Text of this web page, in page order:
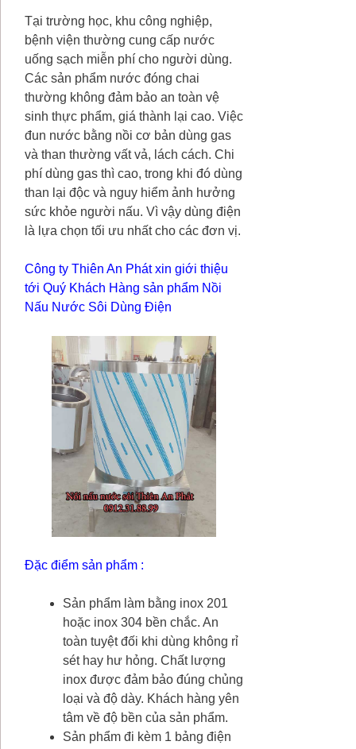
Tại trường học, khu công nghiệp,
bệnh viện thường cung cấp nước
uống sạch miễn phí cho người dùng.
Các sản phẩm nước đóng chai
thường không đảm bảo an toàn vệ
sinh thực phẩm, giá thành lại cao. Việc
đun nước bằng nồi cơ bản dùng gas
và than thường vất vả, lách cách. Chi
phí dùng gas thì cao, trong khi đó dùng
than lại độc và nguy hiểm ảnh hưởng
sức khỏe người nấu. Vì vậy dùng điện
là lựa chọn tối ưu nhất cho các đơn vị.
Công ty Thiên An Phát xin giới thiệu
tới Quý Khách Hàng sản phẩm Nồi
Nấu Nước Sôi Dùng Điện
Đặc điểm sản phẩm :
Sản phẩm làm bằng inox 201
hoặc inox 304 bền chắc. An
toàn tuyệt đối khi dùng không rỉ
sét hay hư hỏng. Chất lượng
inox được đảm bảo đúng chủng
loại và độ dày. Khách hàng yên
tâm về độ bền của sản phẩm.
Sản phẩm đi kèm 1 bảng điện